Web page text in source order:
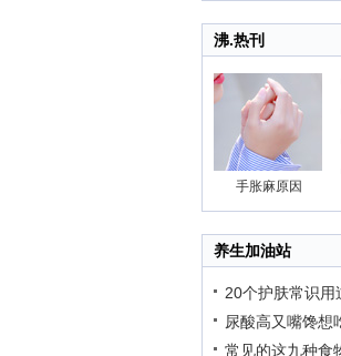
沸.热刊
手胀麻原因
养生加油站
20个护肤常识用
尿酸高又嘴馋想
常见的这九种食